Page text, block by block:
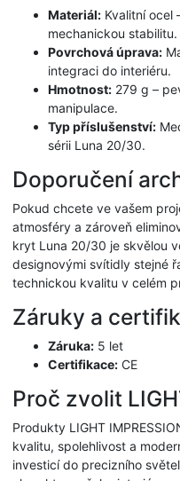
Materiál: Kvalitní ocel
mechanickou stabilitu.
Povrchová úprava:
integraci do interiéru.
Hmotnost: 279 g –
manipulace.
Typ příslušenství:
sérii Luna 20/30.
Doporučení
Pokud chcete ve vašem
atmosféry a zároveň
kryt Luna 20/30 je skvělou
designovými svítidly stejné
technickou kvalitu v celém
Záruky a
Záruka: 5 let
Certifikace: CE
Proč zvolit
Produkty LIGHT
kvalitu, spolehlivost a
investicí do precizního